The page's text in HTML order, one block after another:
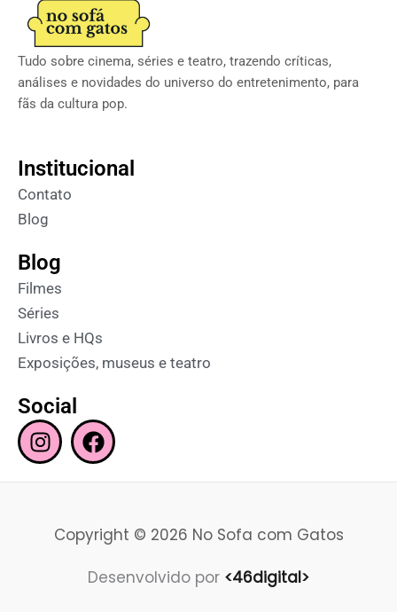
Tudo sobre cinema, séries e teatro, trazendo críticas,
análises e novidades do universo do entretenimento, para
fãs da cultura pop.
Institucional
Contato
Blog
Blog
Filmes
Séries
Livros e HQs
Exposições, museus e teatro
Social
I
n
s
F
a
c
o
o
k
Copyright © 2026 No Sofa com Gatos
Desenvolvido por <46digital>